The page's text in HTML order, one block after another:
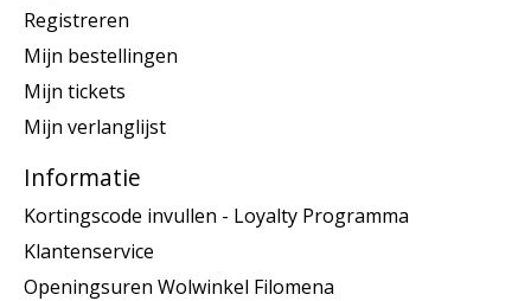
Registreren
Mijn bestellingen
Mijn tickets
Mijn verlanglijst
Informatie
Kortingscode invullen - Loyalty Programma
Klantenservice
Openingsuren Wolwinkel Filomena